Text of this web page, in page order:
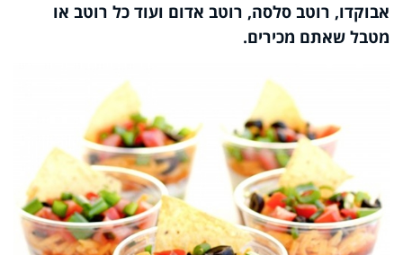
אבוקדו, רוטב סלסה, רוטב אדום ועוד כל רוטב או
מטבל שאתם מכירים.